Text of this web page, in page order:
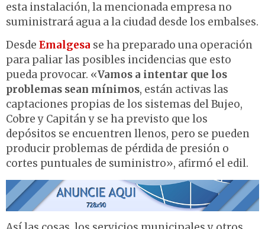
esta instalación, la mencionada empresa no
suministrará agua a la ciudad desde los embalses.
Desde Emalgesa se ha preparado una operación
para paliar las posibles incidencias que esto
pueda provocar. «Vamos a intentar que los
problemas sean mínimos, están activas las
captaciones propias de los sistemas del Bujeo,
Cobre y Capitán y se ha previsto que los
depósitos se encuentren llenos, pero se pueden
producir problemas de pérdida de presión o
cortes puntuales de suministro», afirmó el edil.